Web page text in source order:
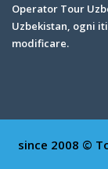
Operator Tour
Uzbekistan, ogni
modificare.
since 2008 ©